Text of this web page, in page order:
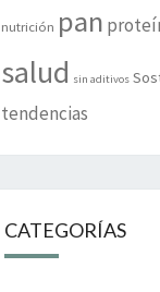
nutrición pan
salud sin aditivos
tendencias
CATEGORÍAS